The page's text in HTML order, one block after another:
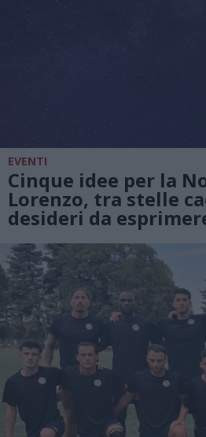
EVENTI
Cinque idee per la
Lorenzo, tra stelle
desideri da